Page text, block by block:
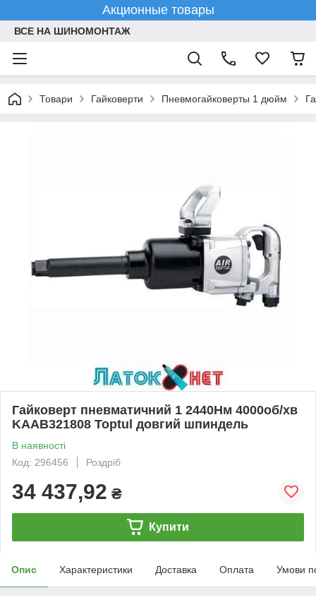
Акционные товары
ВСЕ НА ШИНОМОНТАЖ
Товари Гайковерти Пневмогайковерты 1 дюйм
Гайковерт пневматичний 1 2440Нм 4000об/хв
KAAB321808 Toptul довгий шпиндель
В наявності
Код: 296456
Роздріб
34 437,92 ₴
Купити
Опис Характеристики Доставка Оплата Умови